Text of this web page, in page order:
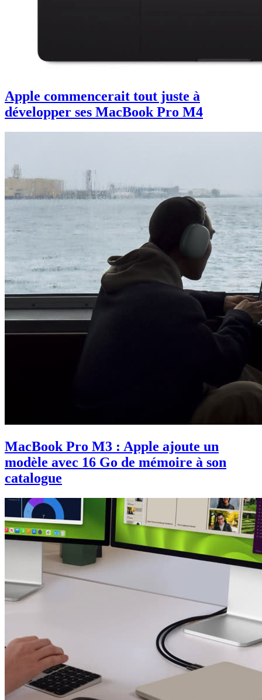
Apple commencerait tout juste à
développer ses MacBook Pro M4
MacBook Pro M3 : Apple ajoute un
modèle avec 16 Go de mémoire à son
catalogue